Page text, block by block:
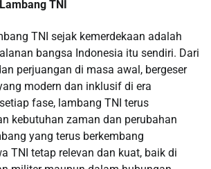
TNI
TNI sejak kemerdekaan adalah
bangsa Indonesia itu sendiri. Dari
perjuangan di masa awal, bergeser
modern dan inklusif di era
fase, lambang TNI terus
kebutuhan zaman dan perubahan
yang terus berkembang
TNI tetap relevan dan kuat, baik di